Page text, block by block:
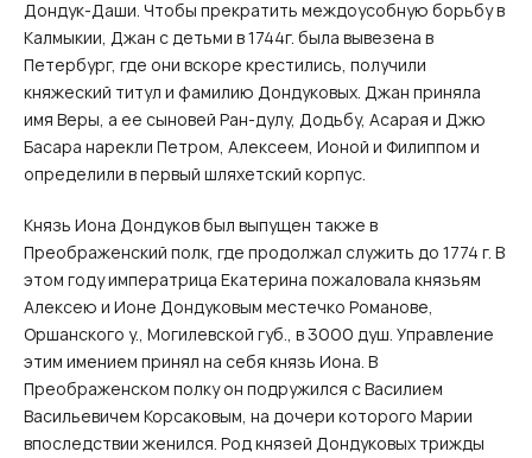
Дондук-Даши. Чтобы прекратить междоусобную борьбу в
Калмыкии, Джан с детьми в 1744г. была вывезена в
Петербург, где они вскоре крестились, получили
княжеский титул и фамилию Дондуковых. Джан приняла
имя Веры, а ее сыновей Ран-дулу, Додьбу, Асарая и Джю
Басара нарекли Петром, Алексеем, Ионой и Филиппом и
определили в первый шляхетский корпус.
Князь Иона Дондуков был выпущен также в
Преображенский полк, где продолжал служить до 1774 г. В
этом году императрица Екатерина пожаловала князьям
Алексею и Ионе Дондуковым местечко Романове,
Оршанского у., Могилевской губ., в 3000 душ. Управление
этим имением принял на себя князь Иона. В
Преображенском полку он подружился с Василием
Васильевичем Корсаковым, на дочери которого Марии
впоследствии женился. Род князей Дондуковых трижды